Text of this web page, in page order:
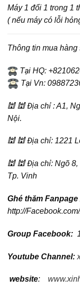
Máy 1 đổi 1 trong 1
( nếu máy có lỗi
Thông tin mua hàng
Tại HQ:
Tại Vn:
🕍 🕍 Địa chỉ : A1,
Nội.
🕍 🕍 Địa chỉ: 1221
🕍 🕍 Địa chỉ: Ngõ
Tp. Vinh
Ghé thăm
http://
Group Facebook:
Youtube Channel:
website: